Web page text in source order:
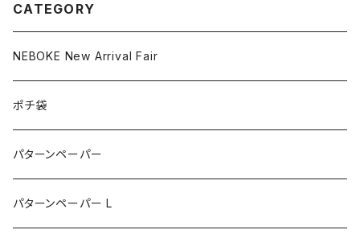
CATEGORY
NEBOKE New Arrival Fair
ポチ袋
パターンペーパー
パターンペーパー L